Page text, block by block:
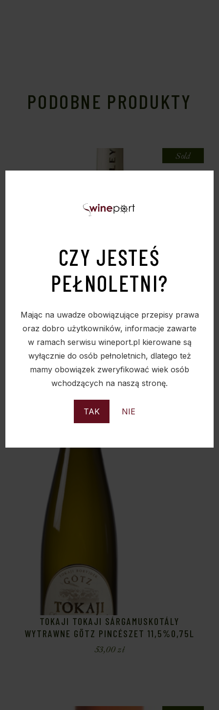
CZY JESTEŚ
PEŁNOLETNI?
Mając na uwadze obowiązujące przepisy prawa
oraz dobro użytkowników, informacje zawarte
w ramach serwisu wineport.pl kierowane są
wyłącznie do osób pełnoletnich, dlatego też
mamy obowiązek zweryfikować wiek osób
wchodzących na naszą stronę.
TAK NIE
PODOBNE PRODUKTY
Sold
WINO TORLEY GALA MUSUJĄCE B/WYTR 0,75L
12%
31,90zł
TOKAJI TOKAJI SÁRGAMUSKOTÁLY
WYTRAWNE GÖTZ PINCÉSZET 11,5%0,75L
53,00zł